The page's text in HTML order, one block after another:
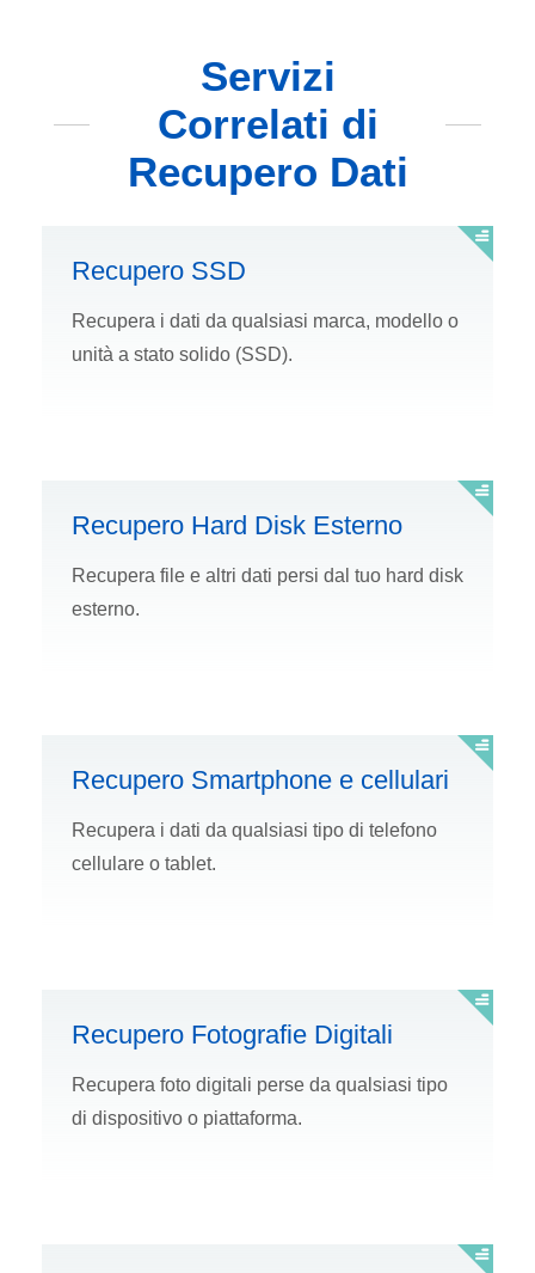
Servizi
Correlati di
Recupero Dati
Recupero SSD
Recupera i dati da qualsiasi marca, modello o
unità a stato solido (SSD).
Recupero Hard Disk Esterno
Recupera file e altri dati persi dal tuo hard disk
esterno.
Recupero Smartphone e cellulari
Recupera i dati da qualsiasi tipo di telefono
cellulare o tablet.
Recupero Fotografie Digitali
Recupera foto digitali perse da qualsiasi tipo
di dispositivo o piattaforma.